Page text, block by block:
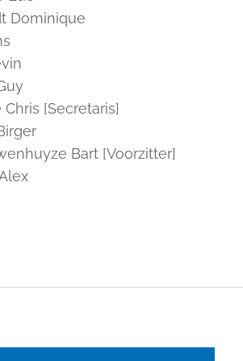
Dominique
[Secretaris]
Bart [Voorzitter]